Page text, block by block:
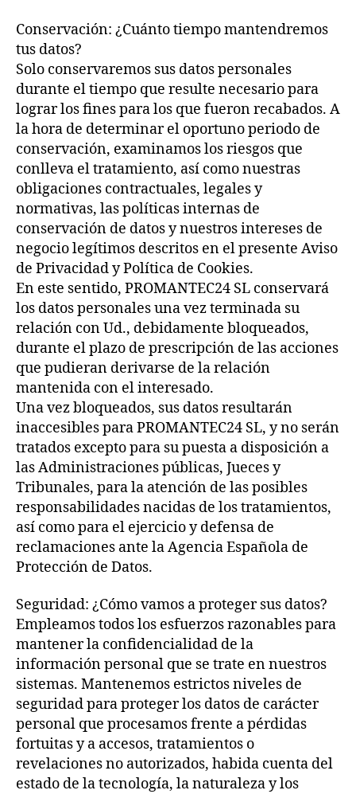
Conservación: ¿Cuánto tiempo mantendremos
tus datos?
Solo conservaremos sus datos personales
durante el tiempo que resulte necesario para
lograr los fines para los que fueron recabados. A
la hora de determinar el oportuno periodo de
conservación, examinamos los riesgos que
conlleva el tratamiento, así como nuestras
obligaciones contractuales, legales y
normativas, las políticas internas de
conservación de datos y nuestros intereses de
negocio legítimos descritos en el presente Aviso
de Privacidad y Política de Cookies.
En este sentido, PROMANTEC24 SL conservará
los datos personales una vez terminada su
relación con Ud., debidamente bloqueados,
durante el plazo de prescripción de las acciones
que pudieran derivarse de la relación
mantenida con el interesado.
Una vez bloqueados, sus datos resultarán
inaccesibles para PROMANTEC24 SL, y no serán
tratados excepto para su puesta a disposición a
las Administraciones públicas, Jueces y
Tribunales, para la atención de las posibles
responsabilidades nacidas de los tratamientos,
así como para el ejercicio y defensa de
reclamaciones ante la Agencia Española de
Protección de Datos.
Seguridad: ¿Cómo vamos a proteger sus datos?
Empleamos todos los esfuerzos razonables para
mantener la confidencialidad de la
información personal que se trate en nuestros
sistemas. Mantenemos estrictos niveles de
seguridad para proteger los datos de carácter
personal que procesamos frente a pérdidas
fortuitas y a accesos, tratamientos o
revelaciones no autorizados, habida cuenta del
estado de la tecnología, la naturaleza y los